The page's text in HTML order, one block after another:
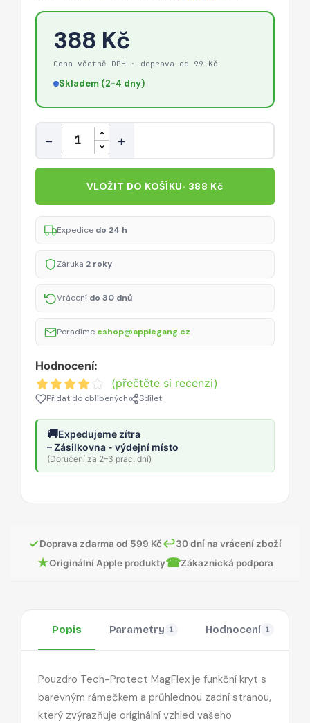
388 Kč
Cena včetně DPH · doprava od 99 Kč
Skladem (2-4 dny)
Množství
− +
VLOŽIT DO KOŠÍKU· 388 Kč
Expedice do 24 h
Záruka 2 roky
Vrácení do 30 dnů
Poradíme eshop@applegang.cz
Hodnocení:
(přečtěte si recenzi)
Přidat do oblíbených Sdílet
🚚Expedujeme zítra
– Zásilkovna - výdejní místo
(Doručení za 2–3 prac. dní)
✓Doprava zdarma od 599 Kč↩30 dní na vrácení zboží
★Originální Apple produkty☎Zákaznická podpora
Popis Parametry 1 Hodnocení 1
Pouzdro Tech-Protect MagFlex je funkční kryt s
barevným rámečkem a průhlednou zadní stranou,
který zvýrazňuje originální vzhled vašeho